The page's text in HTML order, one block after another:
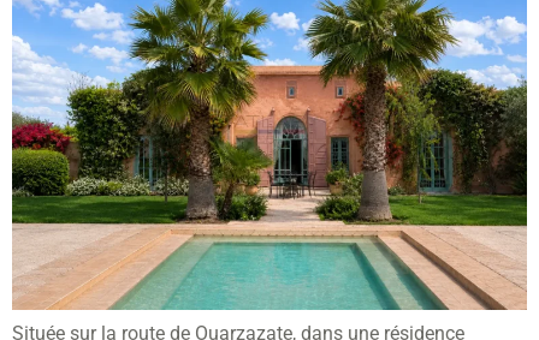
Située sur la route de Ouarzazate, dans une résidence